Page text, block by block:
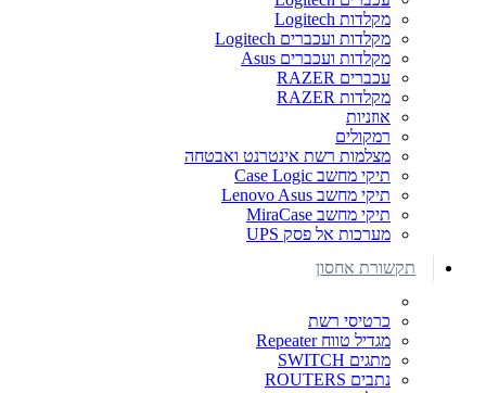
מקלדות Logitech
מקלדות ועכברים Logitech
מקלדות ועכברים Asus
עכברים RAZER
מקלדות RAZER
אוזניות
רמקולים
מצלמות רשת אינטרנט ואבטחה
תיקי מחשב Case Logic
תיקי מחשב Lenovo Asus
תיקי מחשב MiraCase
מערכות אל פסק UPS
תקשורת אחסון
כרטיסי רשת
מגדיל טווח Repeater
מתגים SWITCH
נתבים ROUTERS